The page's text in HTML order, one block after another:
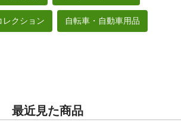
レクション 自転車・自動車用品
最近見た商品